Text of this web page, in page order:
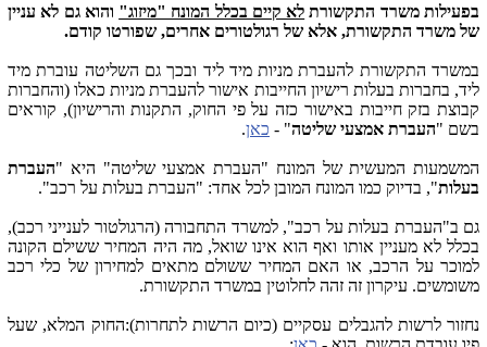
בפעילות משרד התקשורת לא קיים בכלל המונח "מיזוג" והוא גם לא עניין
של משרד התקשורת, אלא של רגולטורים אחרים, שפורטו קודם.
במשרד התקשורת להעברת מניות מיד ליד ובכך גם השליטה עוברת מיד
ליד, בחברות בעלות רישיון החייבות אישור להעברת מניות כאלו (והחברות
קבוצת בזק חייבות באישור כזה על פי החוק, התקנות והרישיון), קוראים
בשם "העברת אמצעי שליטה" - כאן.
המשמעות המעשית של המונח "העברת אמצעי שליטה" היא "העברת
בעלות", בדיוק כמו המונח המובן לכל אחד: "העברת בעלות על רכב".
גם ב"העברת בעלות על רכב", למשרד התחבורה (הרגולטור לענייני רכב),
בכלל לא מעניין אותו ואף הוא אינו שואל, מה היה המחיר ששילם הקונה
למוכר על הרכב, או האם המחיר ששולם מתאים למחירון של כלי רכב
משומשים. עיקרון זה זהה לחלוטין במשרד התקשורת.
נחזור לרשות להגבלים עסקיים (כיום הרשות לתחרות):החוק המלא, שעל